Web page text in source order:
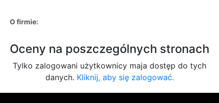
O firmie:
Oceny na poszczególnych stronach
Tylko zalogowani użytkownicy maja dostęp do tych
danych. Kliknij, aby się zalogować.